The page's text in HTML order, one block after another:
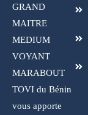
GRAND
MAITRE
MEDIUM
VOYANT
MARABOUT
TOVI du Bénin
vous apporte